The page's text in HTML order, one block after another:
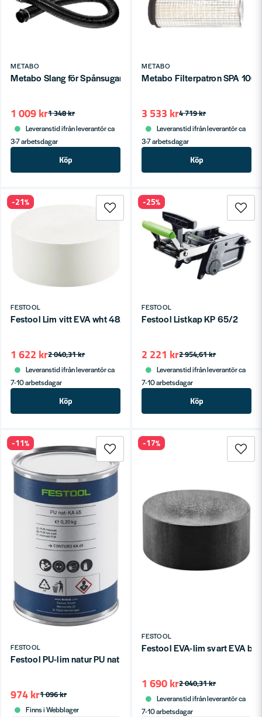
METABO
Metabo Slang för Spånsugar SPA 1101/1200/1702
1 348 kr
1 009 kr
Leveranstid ifrån leverantör ca
3-7 arbetsdagar
Köp
METABO
Metabo Filterpatron SPA
4 719 kr
3 533 kr
Leveranstid ifrån leverantör ca
3-7 arbetsdagar
Köp
FESTOOL
Festool Lim vitt EVA wht 48x-KA 65
2 040,31 kr
1 622 kr
Leveranstid ifrån leverantör ca
7-10 arbetsdagar
Köp
-21%
FESTOOL
Festool Listkap KP 65/2
2 954,61 kr
2 221 kr
Leveranstid ifrån leverantör ca
7-10 arbetsdagar
Köp
-25%
FESTOOL
Festool PU-lim natur PU nat 4x-KA 65
1 096 kr
974 kr
Finns i Webblager
-11%
FESTOOL
Festool EVA-lim svart EVA
2 040,31 kr
1 690 kr
Leveranstid ifrån leverantör ca
7-10 arbetsdagar
-17%